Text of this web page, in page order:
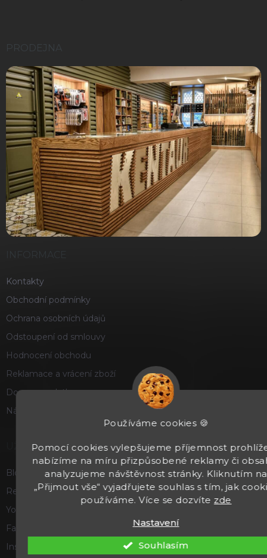
Používáme cookies 🍪
Pomocí cookies vylepšujeme příjemnost
nabízíme na míru přizpůsobené reklamy či
analyzujeme návštěvnost stránky. Kliknutím na
„Přijmout vše“ vyjadřujete souhlas s tím, jak
používáme. Více se dozvíte zde
Nastavení
Souhlasím
PRODEJNA
Kontakty
Obchodní podmínky
Ochrana osobních údajů
Odstoupení od smlouvy
Hodnocení obchodu
Reklamace a vrácení zboží
Doprava a platba
Náš příběh
UŽITEČNÉ
Blog
Recenze a hodnocení
Youtube
Facebook
Instagram